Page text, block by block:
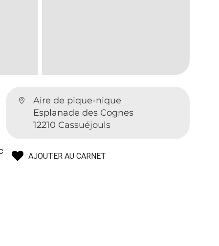
Aire de pique-nique
Esplanade des Cognes
12210 Cassuéjouls
AJOUTER AU CARNET